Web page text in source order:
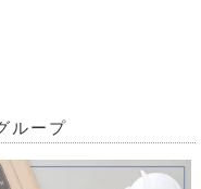
ループ